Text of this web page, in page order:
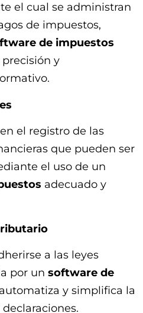
el cual se administran
de impuestos,
de impuestos
y
el registro de las
que pueden ser
el uso de un
adecuado y
a las leyes
por un software de
y simplifica la